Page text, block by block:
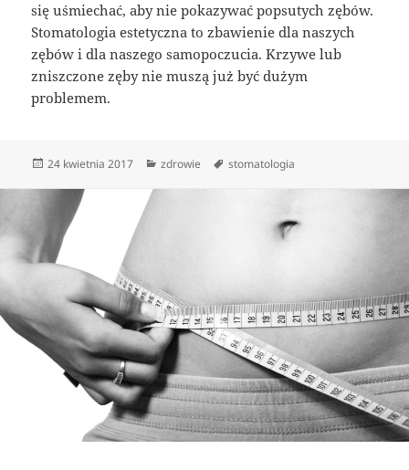
się uśmiechać, aby nie pokazywać popsutych zębów.
Stomatologia estetyczna to zbawienie dla naszych
zębów i dla naszego samopoczucia. Krzywe lub
zniszczone zęby nie muszą już być dużym
problemem.
Data
24 kwietnia 2017 Kategorie
zdrowie Tagi
stomatologia